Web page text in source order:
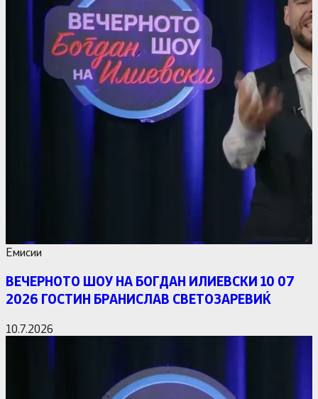
Емисии
ВЕЧЕРНОТО ШОУ НА БОГДАН ИЛИЕВСКИ 10 07
2026 ГОСТИН БРАНИСЛАВ СВЕТОЗАРЕВИЌ
10.7.2026